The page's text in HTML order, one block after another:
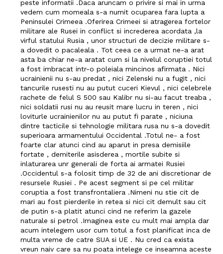
Un proiect
FREEDOM HOUSE ROMÂNIA
PRESShub
Despre noi / Echipa
Proiecte editoriale
Rețea
Contact
peste informatii .Daca aruncam o privire si mai in urma
vedem cum momeala s-a numit ocuparea fara lupta a
Peninsulei Crimeea .Oferirea Crimeei si atragerea fortelor
militare ale Rusei in conflict si increderea acordata ,la
virful statului Rusia , unor structuri de decizie militare s-
a dovedit o pacaleala . Tot ceea ce a urmat ne-a arat
asta ba chiar ne-a aratat cum si la nivelul coruptiei totul
a fost imbracat intr-o poleiala mincinos afirmata . Nici
ucrainienii nu s-au predat , nici Zelenski nu a fugit , nici
tancurile rusesti nu au putut cuceri Kievul , nici celebrele
rachete de felul S 500 sau Kalibr nu si-au facut treaba ,
nici soldatii rusi nu au reusit mare lucru in teren , nici
loviturle ucrainienilor nu au putut fi parate , niciuna
dintre tacticile si tehnologie militara rusa nu s-a dovedit
superioara armamentului Occidental .Totul ne- a fost
foarte clar atunci cind au aparut in presa demisiile
fortate , demiterile asisderea , mortile subite si
inlaturarea unr generali de forta ai armatei Rusiei
.Occidentul s-a folosit timp de 32 de ani discretionar de
resursele Rusiei . Pe acest segment si pe cel militar
coruptia a fost transfrontaliera .Nimeni nu stie cit de
mari au fost pierderile in retea si nici cit demult sau cit
de putin s-a platit atunci cind ne referim la gazele
naturale si petrol .Imaginea este cu mult mai ampla dar
acum intelegem usor cum totul a fost planificat inca de
multa vreme de catre SUA si UE . Nu cred ca exista
vreun naiv care sa nu poata intelege ce inseamna aceste